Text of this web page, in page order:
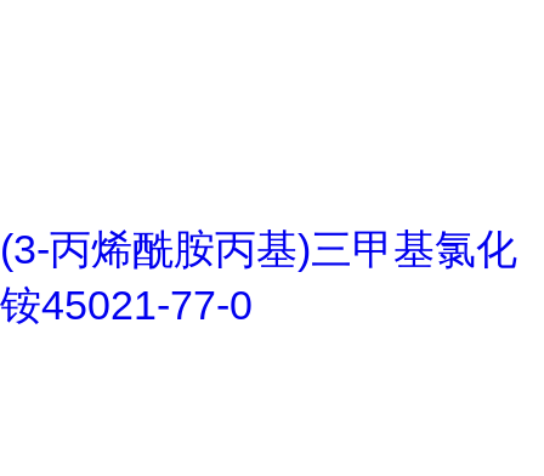
(3-丙烯酰胺丙基)三甲基氯化
铵45021-77-0